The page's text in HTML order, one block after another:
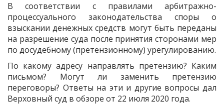
В соответствии с правилами арбитражно-
процессуального законодательства споры о
взыскании денежных средств могут быть переданы
на разрешение суда после принятия сторонами мер
по досудебному (претензионному) урегулированию.
По какому адресу направлять претензию? Каким
письмом? Могут ли заменить претензию
переговоры? Ответы на эти и другие вопросы дал
Верховный суд в обзоре от 22 июля 2020 года.